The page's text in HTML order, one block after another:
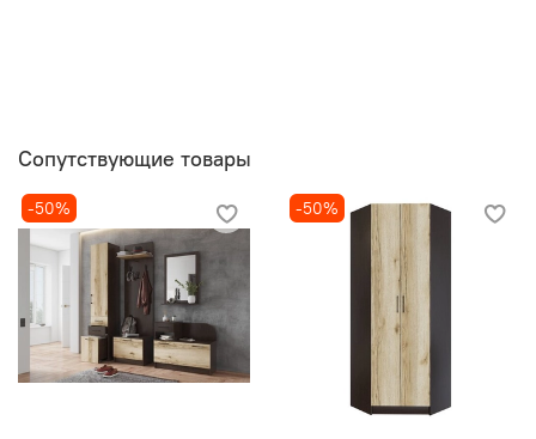
Венге/Дуб Делано
Материалы:
Производитель:
Мебельная фабрика ТЕКС
Сопутствующие товары
-50% -50%